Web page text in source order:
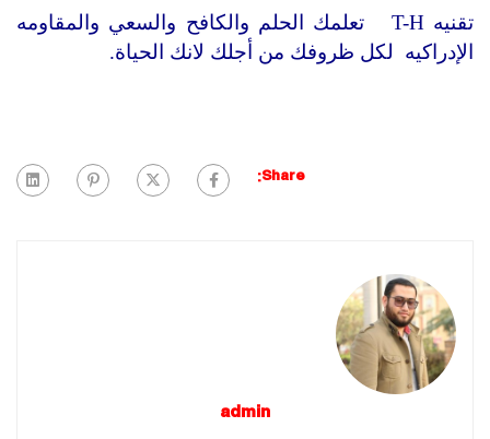
تقنيه T-H تعلمك الحلم والكافح والسعي والمقاومه
الإدراكيه لكل ظروفك من أجلك لانك الحياة.
Share:
admin